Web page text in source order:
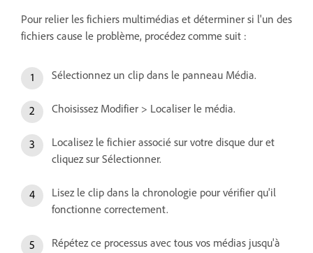
Pour relier les fichiers multimédias et déterminer si l'un des
fichiers cause le problème, procédez comme suit :
Sélectionnez un clip dans le panneau Média.
Choisissez Modifier > Localiser le média.
Localisez le fichier associé sur votre disque dur et
cliquez sur Sélectionner.
Lisez le clip dans la chronologie pour vérifier qu'il
fonctionne correctement.
Répétez ce processus avec tous vos médias jusqu'à